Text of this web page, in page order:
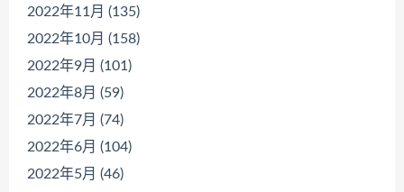
2022年11月 (135)
2022年10月 (158)
2022年9月 (101)
2022年8月 (59)
2022年7月 (74)
2022年6月 (104)
2022年5月 (46)